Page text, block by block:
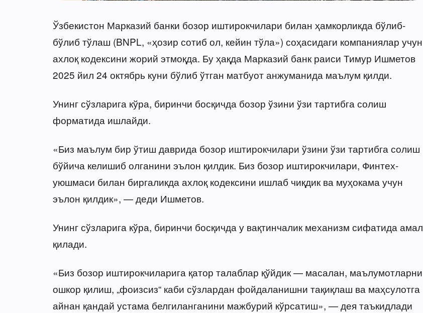
Ўзбекистон Марказий банки бозор иштирокчилари билан ҳамкорликда бўлиб-
бўлиб тўлаш (BNPL, «ҳозир сотиб ол, кейин тўла») соҳасидаги компаниялар учун
ахлоқ кодексини жорий этмоқда. Бу ҳақда Марказий банк раиси Тимур Ишметов
2025 йил 24 октябрь куни бўлиб ўтган матбуот анжуманида маълум қилди.
Унинг сўзларига кўра, биринчи босқичда бозор ўзини ўзи тартибга солиш
форматида ишлайди.
«Биз маълум бир ўтиш даврида бозор иштирокчилари ўзини ўзи тартибга солиш
бўйича келишиб олганини эълон қилдик. Биз бозор иштирокчилари, Финтех-
уюшмаси билан биргаликда ахлоқ кодексини ишлаб чиқдик ва муҳокама учун
эълон қилдик», — деди Ишметов.
Унинг сўзларига кўра, биринчи босқичда у вақтинчалик механизм сифатида амал
қилади.
«Биз бозор иштирокчиларига қатор талаблар қўйдик — масалан, маълумотларни
ошкор қилиш, „фоизсиз“ каби сўзлардан фойдаланишни тақиқлаш ва маҳсулотга
айнан қандай устама белгиланганини мажбурий кўрсатиш», — дея таъкидлади